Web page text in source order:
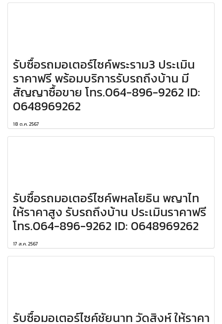
รับซื้อรถมอเตอร์ไซค์พระราม3 ประเมิน
ราคาฟรี พร้อมบริการรับรถถึงบ้าน มี
สัญญาซื้อขาย โทร.064-896-9262 ID:
0648969262
18 ต.ค. 2567
รับซื้อรถมอเตอร์ไซค์พหลโยธิน พญาไท
ให้ราคาสูง รับรถถึงบ้าน ประเมินราคาฟรี
โทร.064-896-9262 ID: 0648969262
17 ส.ค. 2567
รับซื้อมอเตอร์ไซค์ชัยนาท วัดสิงห์ ให้ราคา